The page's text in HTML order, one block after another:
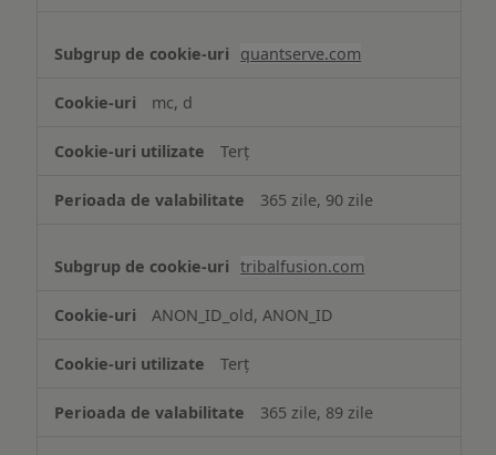
quantserve.com
mc, d
Terț
365 zile, 90 zile
tribalfusion.com
ANON_ID_old, ANON_ID
Terț
365 zile, 89 zile